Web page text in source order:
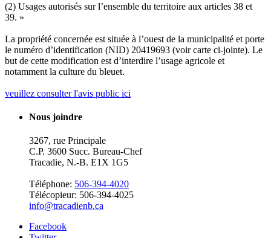
(2) Usages autorisés sur l’ensemble du territoire aux articles 38 et
39. »
La propriété concernée est située à l’ouest de la municipalité et porte
le numéro d’identification (NID) 20419693 (voir carte ci-jointe). Le
but de cette modification est d’interdire l’usage agricole et
notamment la culture du bleuet.
veuillez consulter l'avis public ici
Nous joindre
3267, rue Principale
C.P. 3600 Succ. Bureau-Chef
Tracadie, N.-B. E1X 1G5
Téléphone: 506-394-4020
Télécopieur: 506-394-4025
info@tracadienb.ca
Facebook